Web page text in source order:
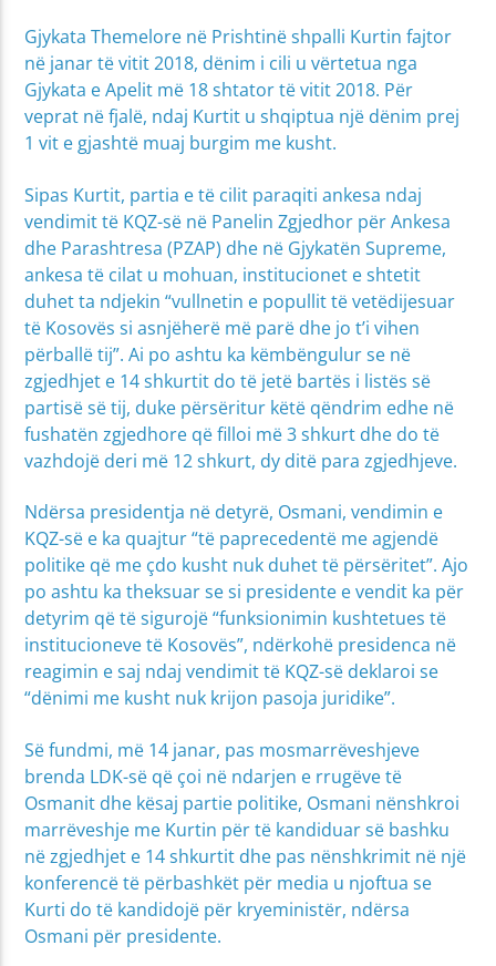
Gjykata Themelore në Prishtinë shpalli Kurtin fajtor
në janar të vitit 2018, dënim i cili u vërtetua nga
Gjykata e Apelit më 18 shtator të vitit 2018. Për
veprat në fjalë, ndaj Kurtit u shqiptua një dënim prej
1 vit e gjashtë muaj burgim me kusht.
Sipas Kurtit, partia e të cilit paraqiti ankesa ndaj
vendimit të KQZ-së në Panelin Zgjedhor për Ankesa
dhe Parashtresa (PZAP) dhe në Gjykatën Supreme,
ankesa të cilat u mohuan, institucionet e shtetit
duhet ta ndjekin “vullnetin e popullit të vetëdijesuar
të Kosovës si asnjëherë më parë dhe jo t’i vihen
përballë tij”. Ai po ashtu ka këmbëngulur se në
zgjedhjet e 14 shkurtit do të jetë bartës i listës së
partisë së tij, duke përsëritur këtë qëndrim edhe në
fushatën zgjedhore që filloi më 3 shkurt dhe do të
vazhdojë deri më 12 shkurt, dy ditë para zgjedhjeve.
Ndërsa presidentja në detyrë, Osmani, vendimin e
KQZ-së e ka quajtur “të paprecedentë me agjendë
politike që me çdo kusht nuk duhet të përsëritet”. Ajo
po ashtu ka theksuar se si presidente e vendit ka për
detyrim që të sigurojë “funksionimin kushtetues të
institucioneve të Kosovës”, ndërkohë presidenca në
reagimin e saj ndaj vendimit të KQZ-së deklaroi se
“dënimi me kusht nuk krijon pasoja juridike”.​​​​​​​
Së fundmi, më 14 janar, pas mosmarrëveshjeve
brenda LDK-së që çoi në ndarjen e rrugëve të
Osmanit dhe kësaj partie politike, Osmani nënshkroi
marrëveshje me Kurtin për të kandiduar së bashku
në zgjedhjet e 14 shkurtit dhe pas nënshkrimit në një
konferencë të përbashkët për media u njoftua se
Kurti do të kandidojë për kryeministër, ndërsa
Osmani për presidente.